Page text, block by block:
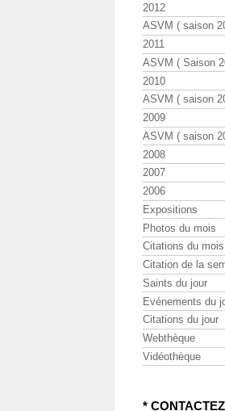
2012
ASVM ( saison
2011
ASVM ( Saison
2010
ASVM ( saison
2009
ASVM ( saison
2008
2007
2006
Expositions
Photos du mois
Citations du mois
Citation de la
Saints du jour
Evénements du
Citations du jour
Webthèque
Vidéothèque
*